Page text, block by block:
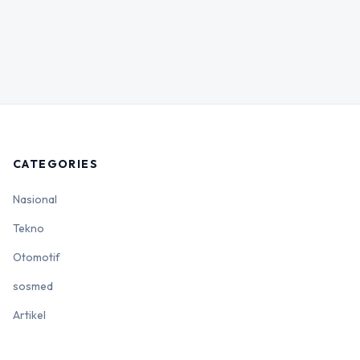
CATEGORIES
Nasional
Tekno
Otomotif
sosmed
Artikel